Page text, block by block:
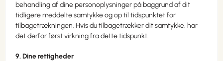
behandling af dine personoplysninger på baggrund af dit
tidligere meddelte samtykke og op til tidspunktet for
tilbagetrækningen. Hvis du tilbagetrækker dit samtykke, har
det derfor først virkning fra dette tidspunkt.
9. Dine rettigheder